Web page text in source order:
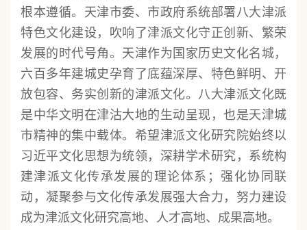
根本遵循。天津市委、市政府系统部署八大津派
特色文化建设，吹响了津派文化守正创新、繁荣
发展的时代号角。天津作为国家历史文化名城，
六百多年建城史孕育了底蕴深厚、特色鲜明、开
放包容、务实创新的津派文化。八大津派文化既
是中华文明在津沽大地的生动呈现，也是天津城
市精神的集中载体。希望津派文化研究院始终以
习近平文化思想为统领，深耕学术研究，系统构
建津派文化传承发展的理论体系；强化协同联
动，凝聚参与文化传承发展强大合力，努力建设
成为津派文化研究高地、人才高地、成果高地。